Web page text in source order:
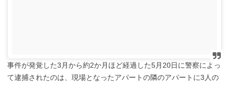
事件が発覚した3月から約2か月ほど経過した5月20日に警察によっ
て逮捕されたのは、現場となったアパートの隣のアパートに3人の